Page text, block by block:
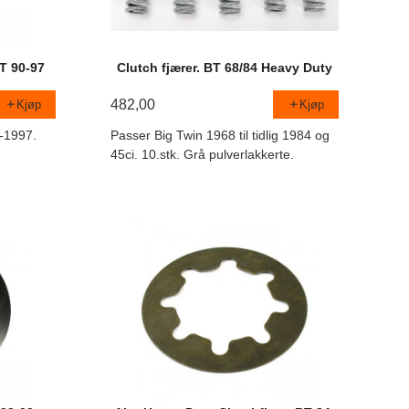
90-97
Kjøp
Clutch fjærer. BT 68/84 Heavy Duty
482,00 Kjøp
Passer Big Twin 1968 til tidlig 1984 og
45ci. 10.stk. Grå pulverlakkerte.